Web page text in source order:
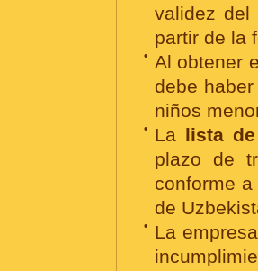
validez
partir de la
•
Al obtener
debe
niños
• La lista
plazo de
conforme
de
•
La